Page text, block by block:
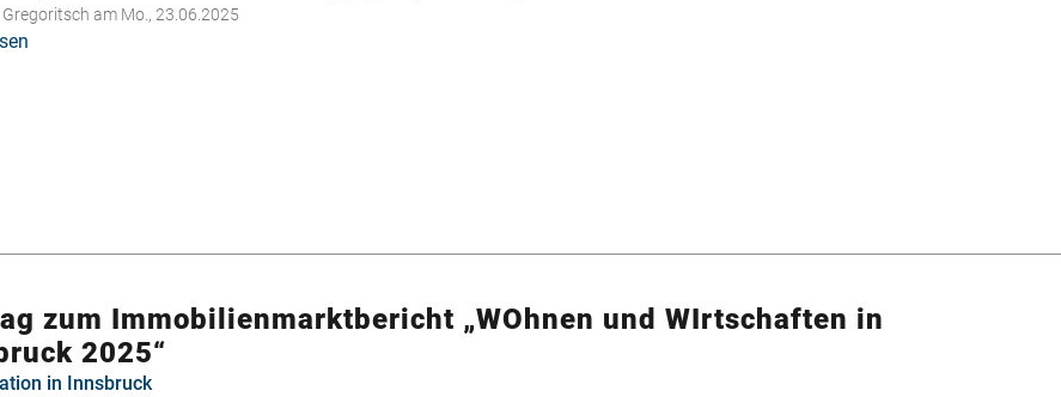
Gregoritsch am Mo., 23.06.2025
zum Immobilienmarktbericht „WOhnen und WIrtschaften in
2025“
in Innsbruck